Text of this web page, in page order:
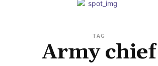
TAG
Army chief